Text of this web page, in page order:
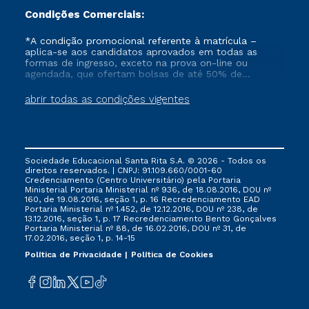
Condições Comerciais:
abrir todas as condições vigentes
*A condição promocional referente à matrícula –
aplica-se aos candidatos aprovados em todas as
formas de ingresso, exceto na prova on-line ou
agendada, que ofertam bolsas de até 50% de
que ainda não tenham efetivado e/ou não tenham
cancelado ou trancado sua matrícula em uma das
FIES, Prouni e outros programas governamentais, e
não se acumula com nenhuma outra campanha
ofertada pela Instituição.
Sociedade Educacional Santa Rita S.A. © 2026 - Todos os
direitos reservados. | CNPJ: 91.109.660/0001-60
Credenciamento (Centro Universitário) pela Portaria
Ministerial Portaria Ministerial nº 936, de 18.08.2016, DOU nº
160, de 19.08.2016, seção 1, p. 16 Recredenciamento EAD
Portaria Ministerial nº 1.452, de 12.12.2016, DOU nº 238, de
13.12.2016, seção 1, p. 17 Recredenciamento Bento Gonçalves
Portaria Ministerial nº 88, de 16.02.2016, DOU nº 31, de
17.02.2016, seção 1, p. 14-15
Política de Privacidade
Política de Cookies